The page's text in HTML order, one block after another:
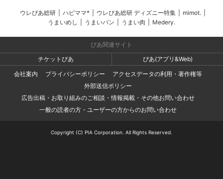
ウレぴあ総研 ハピママ* ウレぴあ総研 ディズニー特集 mimot.
うまいめし
うまいパン うまい肉 Medery.
ぴあ関連サイト
チケットぴあ
ぴあ(アプリ&Web)
会社案内
プライバシーポリシー
アクセスデータの利用・著作権等
外部送信ポリシー
広告出稿・お取り組みのご相談・情報掲載・その他お問い合わせ
一般の読者の方・ユーザーの方からのお問い合わせ
Copyright (C) PIA Corporation. All Rights Reserved.